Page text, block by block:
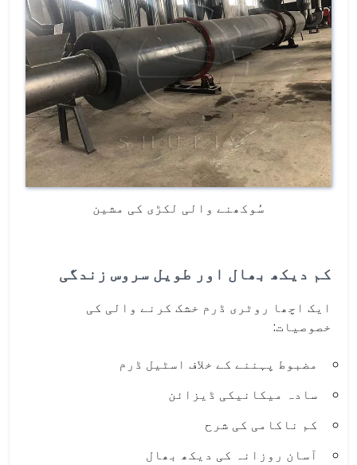
سُوکھنے والی لکڑی کی مشین
کم دیکھ بھال اور طویل سروس زندگی
ایک اچھا روٹری ڈرم خشک کرنے والی کی
خصوصیات:
مضبوط پہننے کے خلاف اسٹیل ڈرم
سادہ میکانیکی ڈیزائن
کم ناکامی کی شرح
آسان روزانہ کی دیکھ بھال